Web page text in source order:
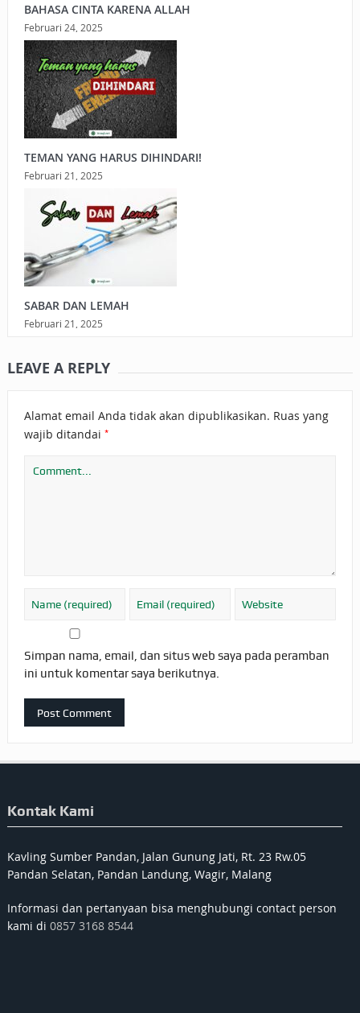
BAHASA CINTA KARENA ALLAH
Februari 24, 2025
TEMAN YANG HARUS DIHINDARI!
Februari 21, 2025
SABAR DAN LEMAH
Februari 21, 2025
LEAVE A REPLY
Alamat email Anda tidak akan dipublikasikan. Ruas yang
wajib ditandai *
Simpan nama, email, dan situs web saya pada peramban
ini untuk komentar saya berikutnya.
Kontak Kami
Kavling Sumber Pandan, Jalan Gunung Jati, Rt. 23 Rw.05
Pandan Selatan, Pandan Landung, Wagir, Malang
Informasi dan pertanyaan bisa menghubungi contact person
kami di 0857 3168 8544